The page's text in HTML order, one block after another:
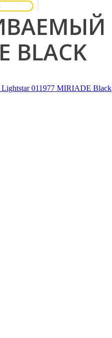
BLACK